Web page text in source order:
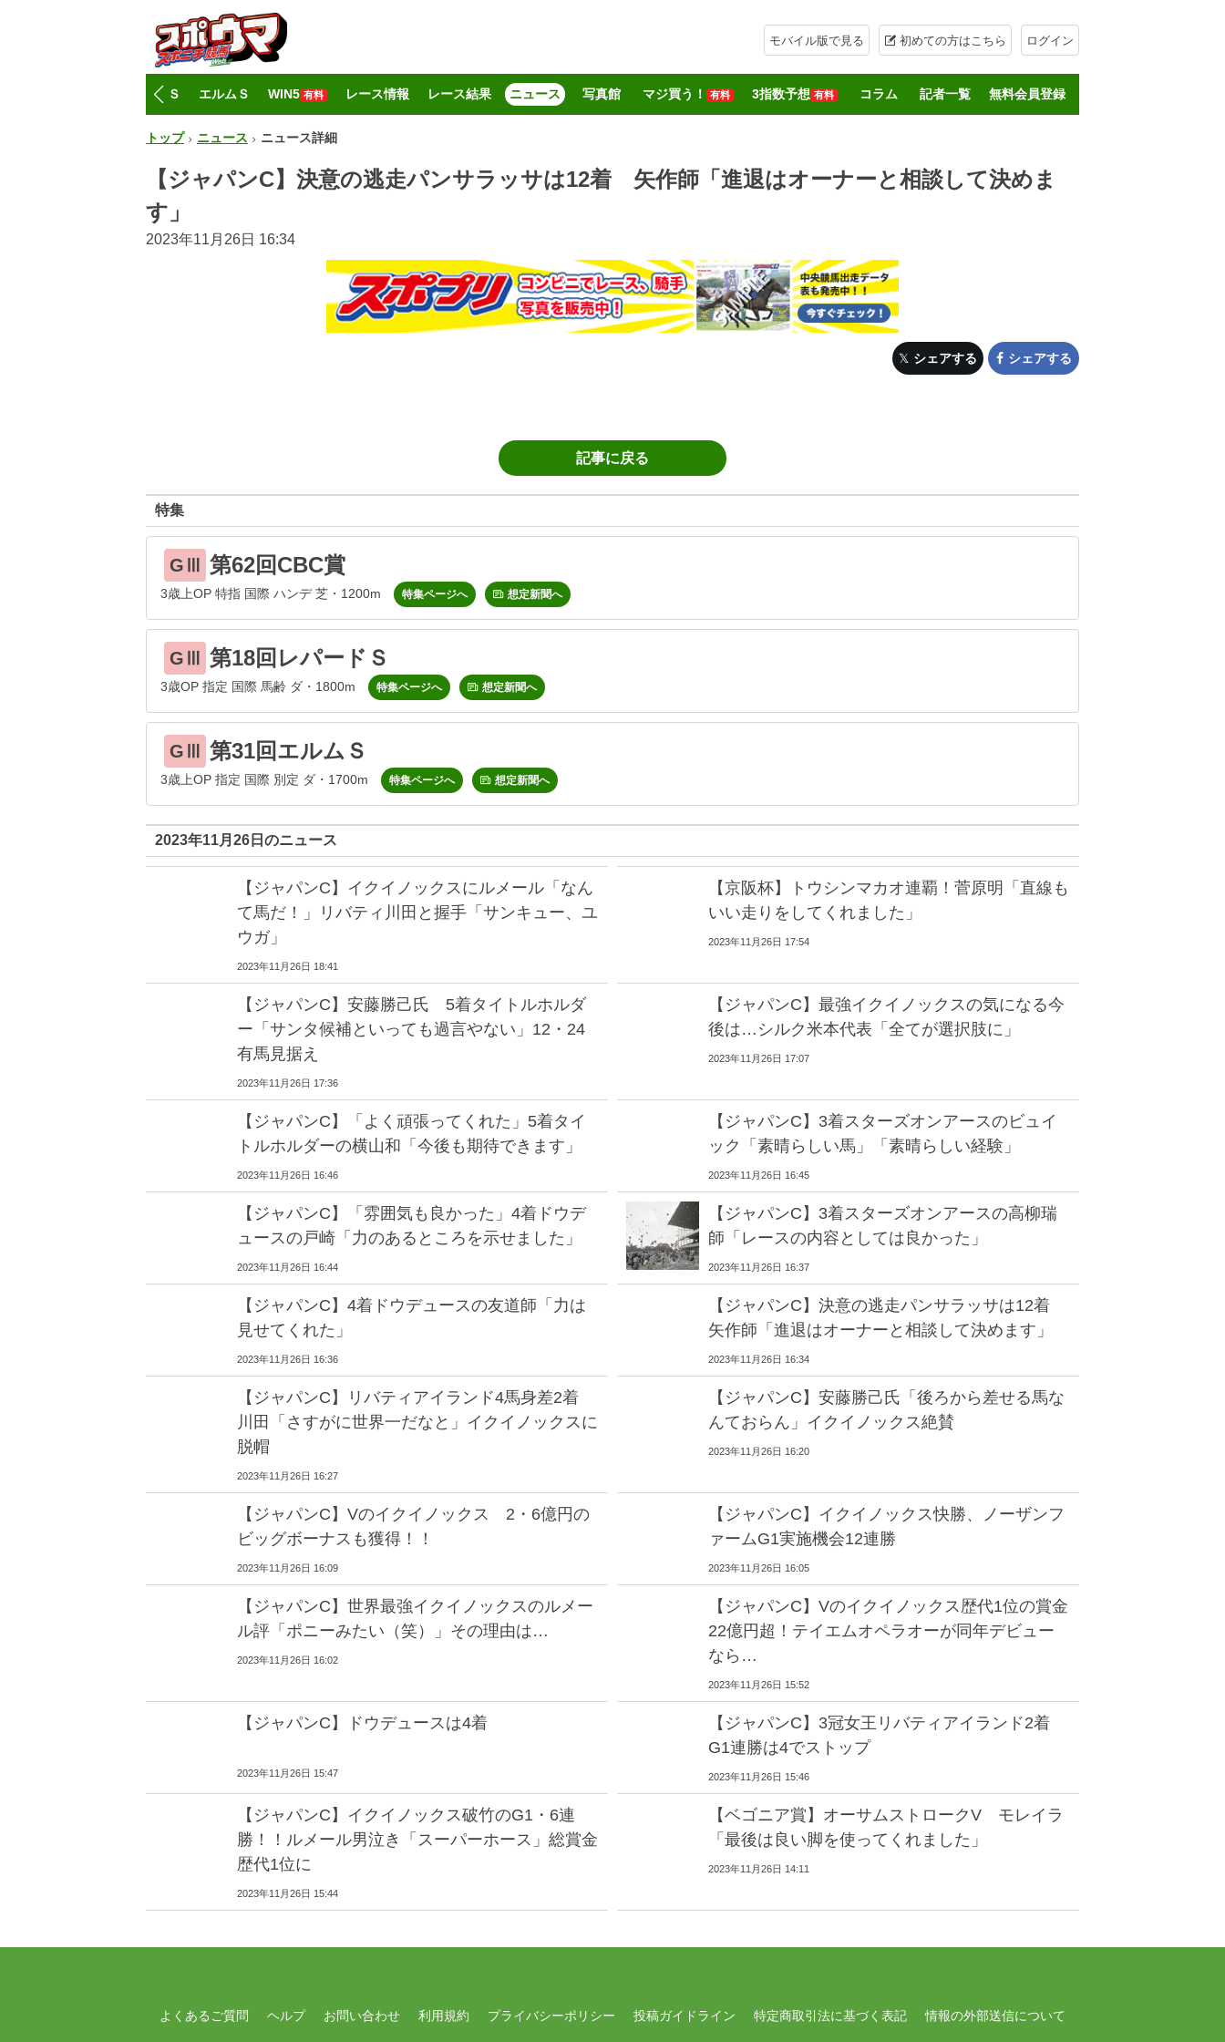
モバイル版で見る 初めての方はこちら ログイン
レパードＳ エルムＳ WIN5 有料 レース情報 レース結果 ニュース 写真館 マジ買う！ 有料 3指数予想 有料 コラム 記者一覧 無料会員登録
トップ ニュース ニュース詳細
【ジャパンC】決意の逃走パンサラッサは12着 矢作師「進退はオーナーと相談して決めま
す」
2023年11月26日 16:34
シェアする シェアする
記事に戻る
特集
GⅢ 第62回CBC賞
3歳上OP 特指 国際 ハンデ 芝・1200m 特集ページへ 想定新聞へ
GⅢ 第18回レパードＳ
3歳OP 指定 国際 馬齢 ダ・1800m 特集ページへ 想定新聞へ
GⅢ 第31回エルムＳ
3歳上OP 指定 国際 別定 ダ・1700m 特集ページへ 想定新聞へ
2023年11月26日のニュース
【ジャパンC】イクイノックスにルメール「なん
て馬だ！」リバティ川田と握手「サンキュー、ユ
ウガ」
2023年11月26日 18:41
【京阪杯】トウシンマカオ連覇！菅原明「直線も
いい走りをしてくれました」
2023年11月26日 17:54
【ジャパンC】安藤勝己氏 5着タイトルホルダ
ー「サンタ候補といっても過言やない」12・24
有馬見据え
2023年11月26日 17:36
【ジャパンC】最強イクイノックスの気になる今
後は…シルク米本代表「全てが選択肢に」
2023年11月26日 17:07
【ジャパンC】「よく頑張ってくれた」5着タイ
トルホルダーの横山和「今後も期待できます」
2023年11月26日 16:46
【ジャパンC】3着スターズオンアースのビュイ
ック「素晴らしい馬」「素晴らしい経験」
2023年11月26日 16:45
【ジャパンC】「雰囲気も良かった」4着ドウデ
ュースの戸崎「力のあるところを示せました」
2023年11月26日 16:44
【ジャパンC】3着スターズオンアースの高柳瑞
師「レースの内容としては良かった」
2023年11月26日 16:37
【ジャパンC】4着ドウデュースの友道師「力は
見せてくれた」
2023年11月26日 16:36
【ジャパンC】決意の逃走パンサラッサは12着
矢作師「進退はオーナーと相談して決めます」
2023年11月26日 16:34
【ジャパンC】リバティアイランド4馬身差2着
川田「さすがに世界一だなと」イクイノックスに
脱帽
2023年11月26日 16:27
【ジャパンC】安藤勝己氏「後ろから差せる馬な
んておらん」イクイノックス絶賛
2023年11月26日 16:20
【ジャパンC】Vのイクイノックス 2・6億円の
ビッグボーナスも獲得！！
2023年11月26日 16:09
【ジャパンC】イクイノックス快勝、ノーザンフ
ァームG1実施機会12連勝
2023年11月26日 16:05
【ジャパンC】世界最強イクイノックスのルメー
ル評「ポニーみたい（笑）」その理由は…
2023年11月26日 16:02
【ジャパンC】Vのイクイノックス歴代1位の賞金
22億円超！テイエムオペラオーが同年デビュー
なら…
2023年11月26日 15:52
【ジャパンC】ドウデュースは4着
2023年11月26日 15:47
【ジャパンC】3冠女王リバティアイランド2着
G1連勝は4でストップ
2023年11月26日 15:46
【ジャパンC】イクイノックス破竹のG1・6連
勝！！ルメール男泣き「スーパーホース」総賞金
歴代1位に
2023年11月26日 15:44
【ベゴニア賞】オーサムストロークV モレイラ
「最後は良い脚を使ってくれました」
2023年11月26日 14:11
よくあるご質問 ヘルプ お問い合わせ 利用規約 プライバシーポリシー 投稿ガイドライン 特定商取引法に基づく表記 情報の外部送信について